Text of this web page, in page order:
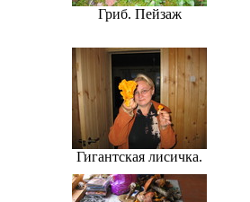
Гриб. Пейзаж
Гигантская лисичка.